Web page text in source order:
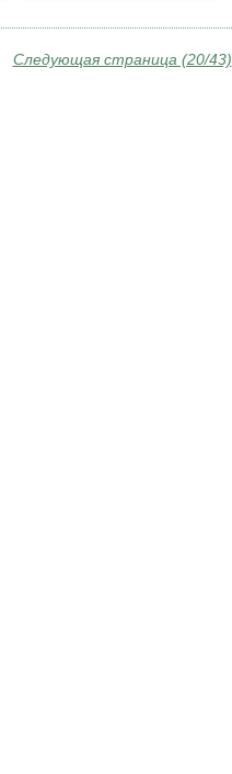
Следующая страница (20/43)